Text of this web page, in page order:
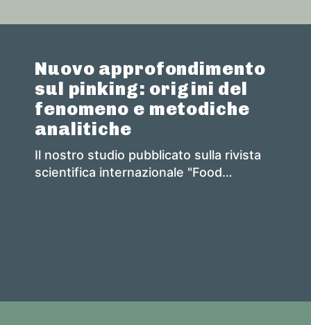
Nuovo approfondimento
sul pinking: origini del
fenomeno e metodiche
analitiche
Il nostro studio pubblicato sulla rivista
scientifica internazionale "Food